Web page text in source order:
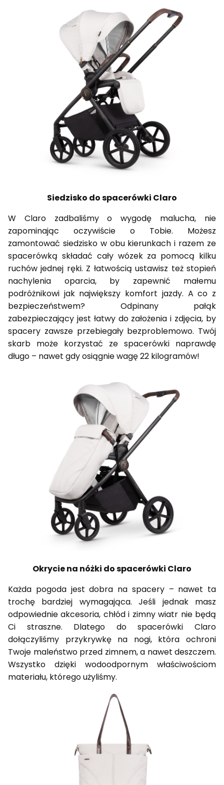
Siedzisko do spacerówki Claro
W Claro zadbaliśmy o wygodę malucha, nie
zapominając oczywiście o Tobie. Możesz
zamontować siedzisko w obu kierunkach i razem ze
spacerówką składać cały wózek za pomocą kilku
ruchów jednej ręki. Z łatwością ustawisz też stopień
nachylenia oparcia, by zapewnić małemu
podróżnikowi jak największy komfort jazdy. A co z
bezpieczeństwem? Odpinany pałąk
zabezpieczający jest łatwy do założenia i zdjęcia, by
spacery zawsze przebiegały bezproblemowo. Twój
skarb może korzystać ze spacerówki naprawdę
długo – nawet gdy osiągnie wagę 22 kilogramów!
Okrycie na nóżki do spacerówki Claro
Każda pogoda jest dobra na spacery – nawet ta
trochę bardziej wymagająca. Jeśli jednak masz
odpowiednie akcesoria, chłód i zimny wiatr nie będą
Ci straszne. Dlatego do spacerówki Claro
dołączyliśmy przykrywkę na nogi, która ochroni
Twoje maleństwo przed zimnem, a nawet deszczem.
Wszystko dzięki wodoodpornym właściwościom
materiału, którego użyliśmy.